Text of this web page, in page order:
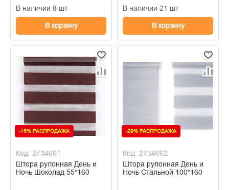
В наличии 8 шт
В корзину
В наличии 21 шт
В корзину
-15% РАСПРОДАЖА
Код: 2734601
Штора рулонная День и
Ночь Шоколад 55*160
-29% РАСПРОДАЖА
Код: 2734662
Штора рулонная День и
Ночь Стальной 100*160